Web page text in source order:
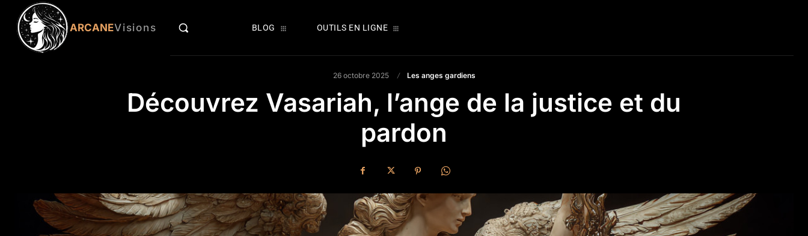
ARCANEVisions BLOG OUTILS EN LIGNE
26 octobre 2025 Les anges gardiens
Découvrez Vasariah, l’ange de la justice et du
pardon